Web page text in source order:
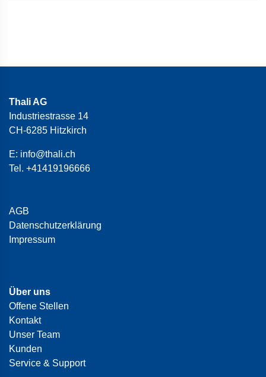
Thali AG
Industriestrasse 14
CH-6285 Hitzkirch
E: info@thali.ch
Tel. +41419196666
AGB
Datenschutzerklärung
Impressum
Über uns
Offene Stellen
Kontakt
Unser Team
Kunden
Service & Support